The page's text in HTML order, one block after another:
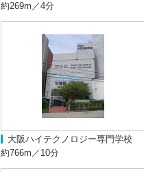
約269m／4分
大阪ハイテクノロジー専門学校
約766m／10分